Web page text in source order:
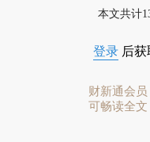
本文共计
登录 后
财新通会员
可畅读全文